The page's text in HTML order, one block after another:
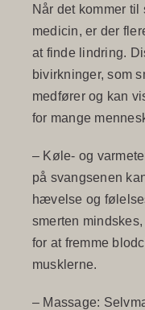
Når det kommer
medicin, er der
at finde lindring.
bivirkninger, som
medfører og kan
for mange
– Køle- og
på svangsenen
hævelse og
smerten
for at fremme
musklerne.
– Massage: